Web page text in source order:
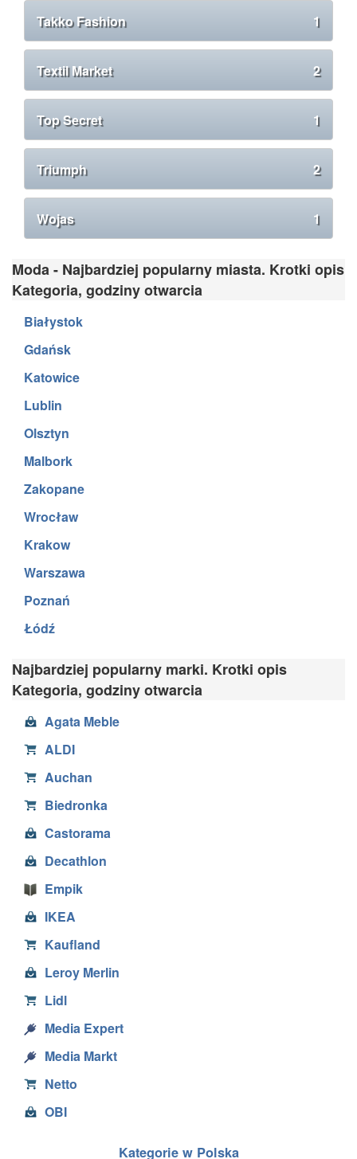
Takko Fashion 1
Textil Market 2
Top Secret 1
Triumph 2
Wojas 1
Moda - Najbardziej popularny miasta. Krotki opis
Kategoria, godziny otwarcia
Białystok
Gdańsk
Katowice
Lublin
Olsztyn
Malbork
Zakopane
Wrocław
Krakow
Warszawa
Poznań
Łódź
Najbardziej popularny marki. Krotki opis
Kategoria, godziny otwarcia
Agata Meble
ALDI
Auchan
Biedronka
Castorama
Decathlon
Empik
IKEA
Kaufland
Leroy Merlin
Lidl
Media Expert
Media Markt
Netto
OBI
Kategorie w Polska